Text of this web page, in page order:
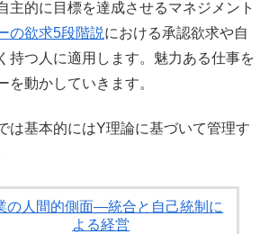
主的に目標を達成させるマネジメント
の欲求5段階説における承認欲求や自
持つ人に適用します。魅力ある仕事を
を動かしていきます。
は基本的にはY理論に基づいて管理す
の人間的側面―統合と自己統制に
よる経営